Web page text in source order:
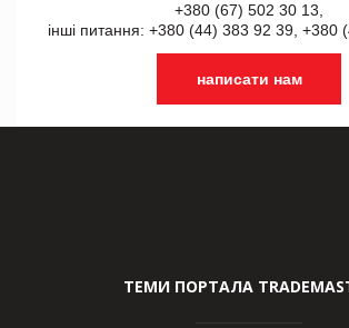
+380 (67) 502 30 13,
інші питання: +380 (44) 383 92 39, +380
написати нам
ТЕМИ ПОРТАЛА